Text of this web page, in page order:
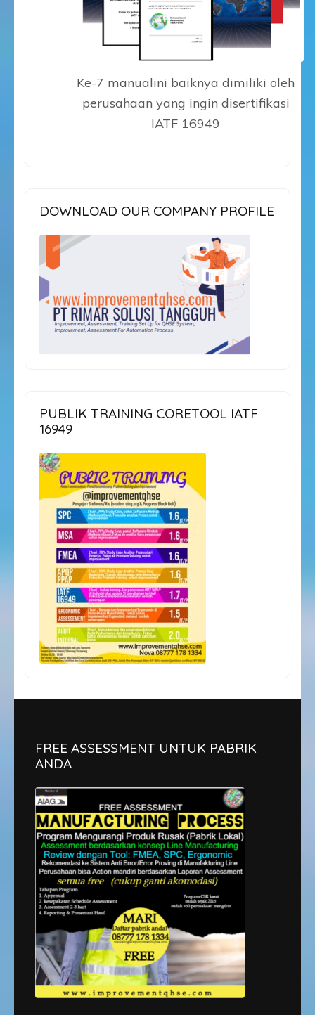
Ke-7 manualini baiknya dimiliki oleh
perusahaan yang ingin disertifikasi
IATF 16949
DOWNLOAD OUR COMPANY PROFILE
PUBLIK TRAINING CORETOOL IATF
16949
FREE ASSESSMENT UNTUK PABRIK
ANDA